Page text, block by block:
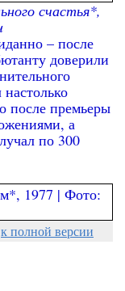
счастья*,
– после
доверили
после премьеры
а
по 300
к полной версии